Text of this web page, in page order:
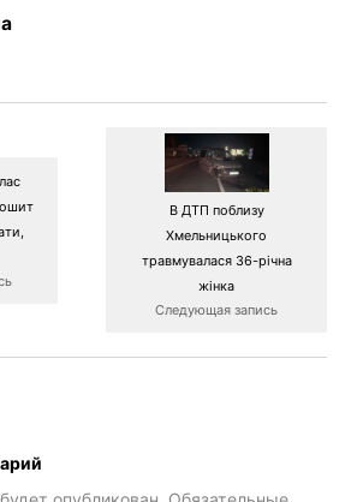
В ДТП поблизу
Хмельницького
травмувалася 36-річна
жінка
Следующая запись